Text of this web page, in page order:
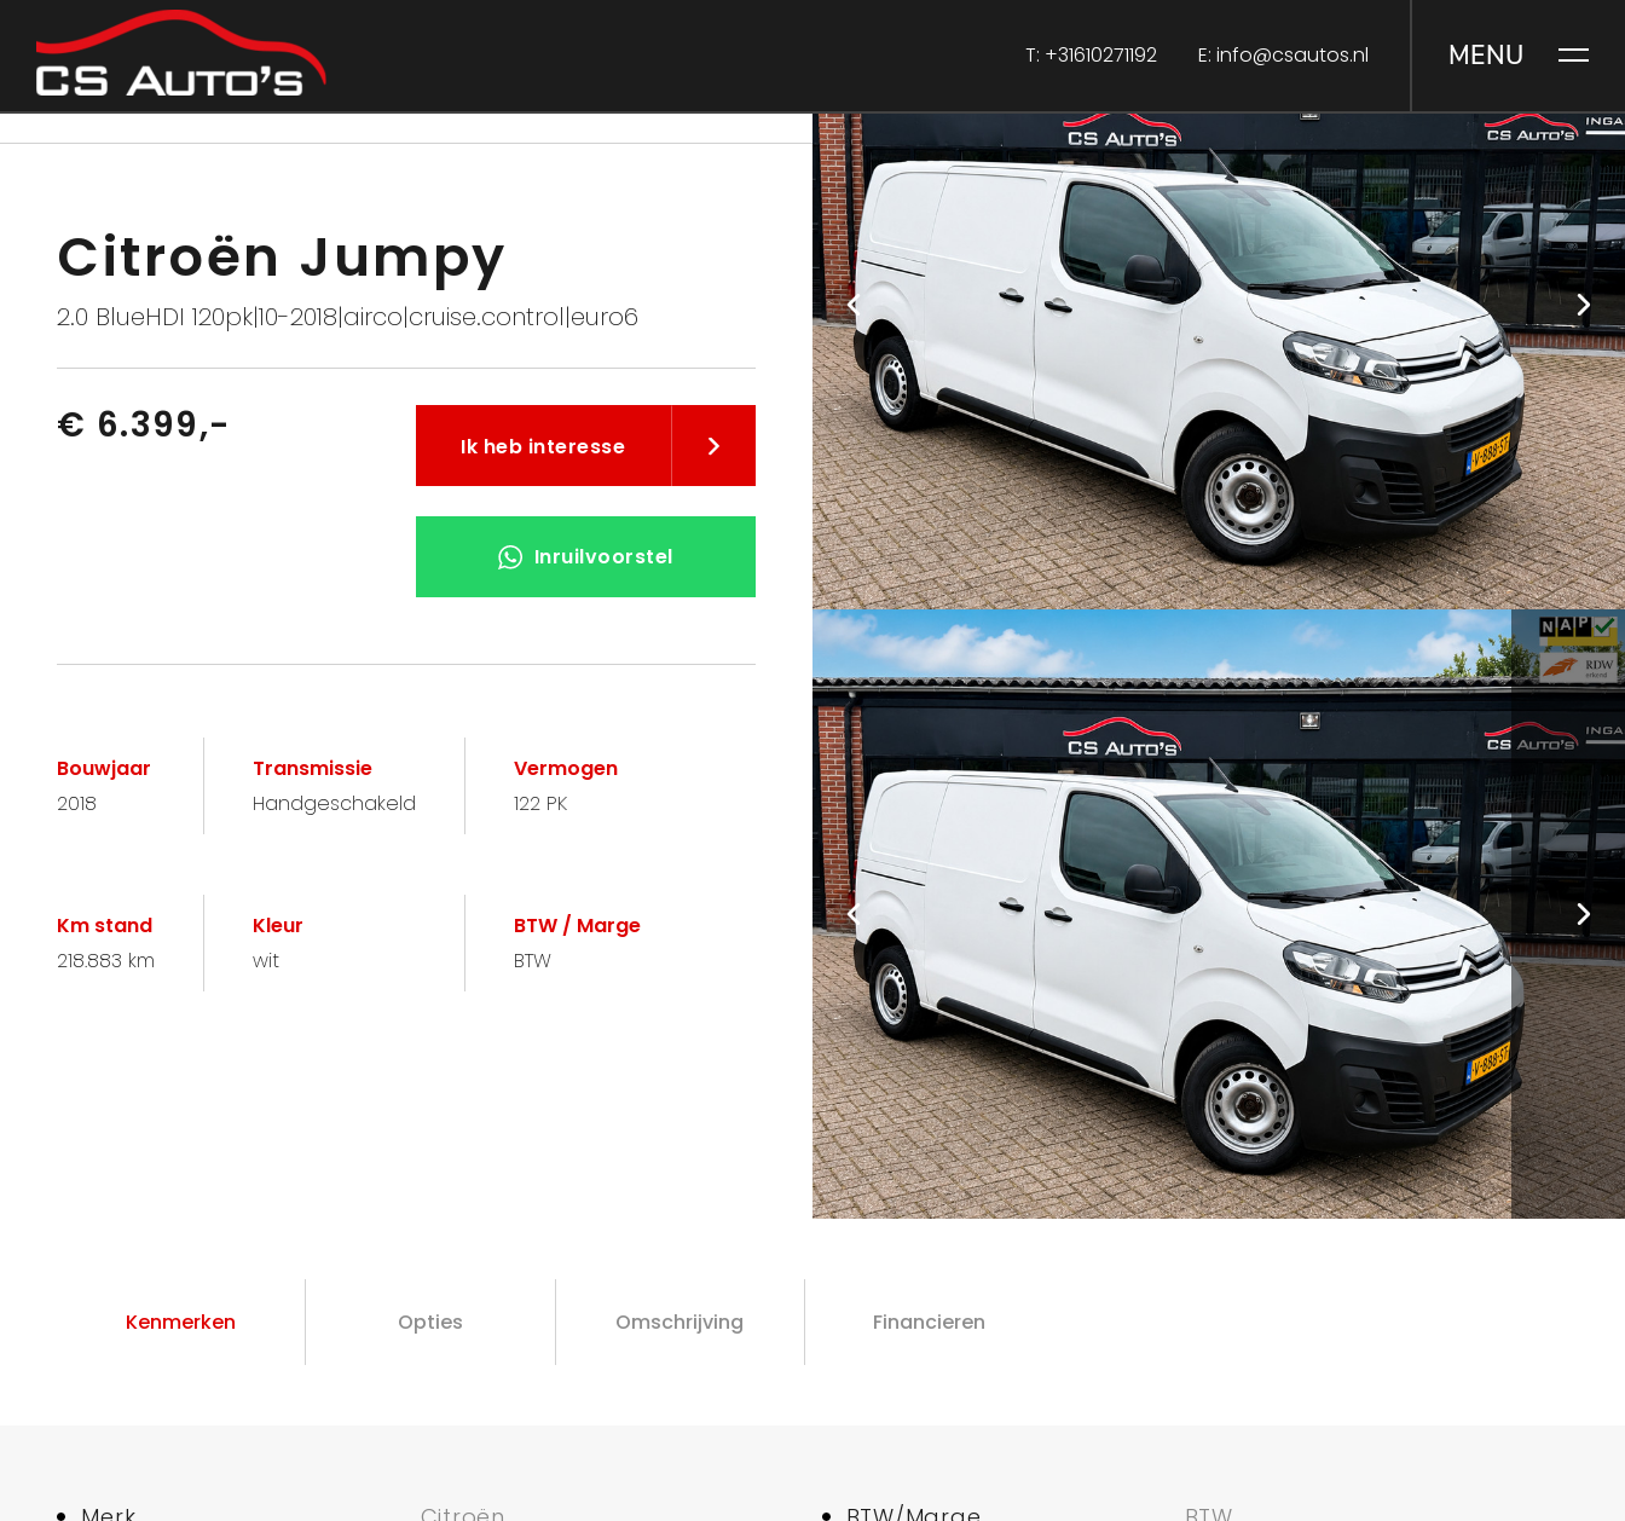
T: +31610271192 E: info@csautos.nl MENU
Terug naar overzicht
Citroën Jumpy
2.0 BlueHDI 120pk|10-2018|airco|cruise.control|euro6
€ 6.399,- Ik heb interesse
Inruilvoorstel
Bouwjaar
2018
Transmissie
Handgeschakeld
Vermogen
122 PK
Km stand
218.883 km
Kleur
wit
BTW / Marge
BTW
Kenmerken Opties Omschrijving Financieren